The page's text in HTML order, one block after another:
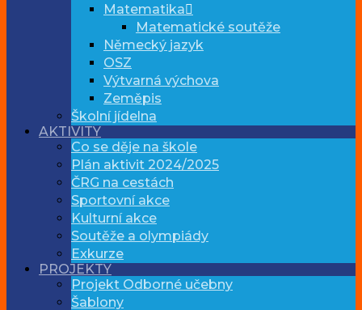
Matematika
Matematické soutěže
Německý jazyk
OSZ
Výtvarná výchova
Zeměpis
Školní jídelna
AKTIVITY
Co se děje na škole
Plán aktivit 2024/2025
ČRG na cestách
Sportovní akce
Kulturní akce
Soutěže a olympiády
Exkurze
PROJEKTY
Projekt Odborné učebny
Šablony